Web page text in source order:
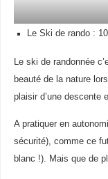
Le Ski de rando :
Le ski de randonnée
beauté de la nature
plaisir d’une descente
A pratiquer en
sécurité), comme ce
blanc !). Mais que de